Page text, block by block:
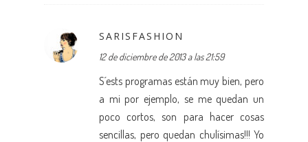
SARISFASHION
12 de diciembre de 2013 a las 21:59
S´ests programas están muy bien, pero
a mi por ejemplo, se me quedan un
poco cortos, son para hacer cosas
sencillas, pero quedan chulísimas!!! Yo